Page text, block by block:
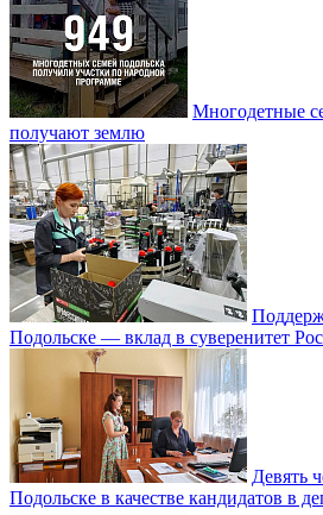
Многодетные
получают землю
Подольске — вклад в суверенитет
Девять
Подольске в качестве кандидатов в